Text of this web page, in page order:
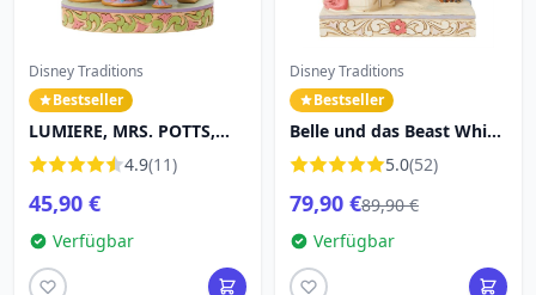
Disney Traditions
Bestseller
LUMIERE, MRS. POTTS,
CHIP & COGLSWORTH –
DISNEY TRADITIONS
4.9(11)
45,90 €
Verfügbar
Disney Traditions
Bestseller
Belle und das Beast White
Woodland – DISNEY
TRADITIONS
5.0(52)
79,90 €89,90 €
Verfügbar